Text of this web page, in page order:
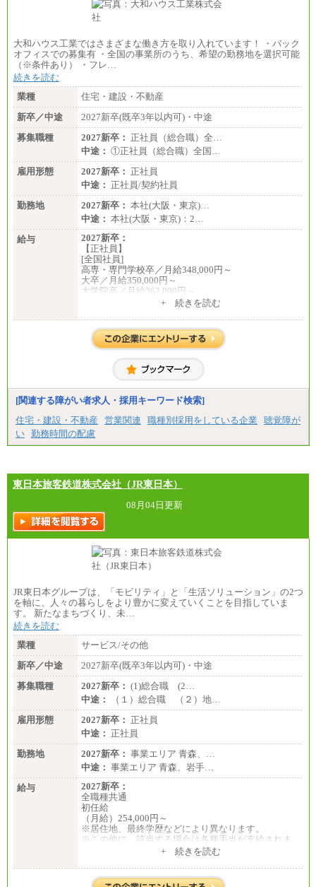
大和ハウス工業ではさまざまな働き方を取り入れています！ ・バック
オフィスでの募集有 ・全国の事業所のうち、希望の勤務地を選択可能
（※条件あり） ・フレ…
続きを読む
業種
住宅・建設・不動産
新卒／中途
2027新卒(既卒3年以内可)・中途
募集職種
2027新卒： 正社員（総合職）全…
中途： ①正社員（総合職）全国…
雇用形態
2027新卒： 正社員
中途： 正社員/契約社員
勤務地
2027新卒： 本社(大阪・東京)…
中途： 本社(大阪・東京)：2…
給与
2027新卒：
【正社員】
[全国社員]
高専・専門学校卒／月給348,000円～
大卒／月給350,000円～
大学院卒／月給362,000円～
[地域社員]月給295,000円～
【正社員】
[全国社員]月給348,000円～
[地域社員]月給295,000円～
【契約社員】月給200,000円～
+ 続きを読む
[関連する障がい者求人・採用キーワード検索]
住宅・建設・不動産
営業関連 職種別採用をしている企業
聴覚障が
い 勤務時間の配慮
東日本旅客鉄道株式会社（JR東日本）
08月04日更新
JR東日本グループは、「モビリティ」と「生活ソリューション」の2つ
を軸に、人々の暮らしをより豊かに変えていくことを目指していま
す。 新たなまちづくり、未…
続きを読む
業種
サービス/その他
新卒／中途
2027新卒(既卒3年以内可)・中途
募集職種
2027新卒： (1)総合職 (2…
中途：
（１）総合職 （２）地…
雇用形態
2027新卒： 正社員
中途： 正社員
勤務地
2027新卒： 事業エリア 青森、…
中途： 事業エリア 青森、岩手…
給与
2027新卒：
全職種共通
初任給
（月給）254,000円～
※居住地、最終学歴などにより異なります。
※この他に、該当する場合は各種手当が支給されま
中途：
+ 続きを読む